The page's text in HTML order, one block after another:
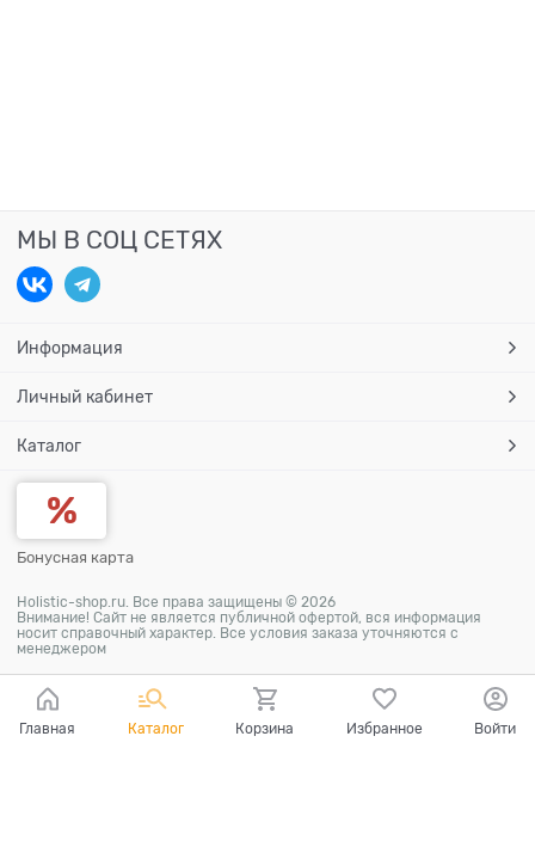
МЫ В СОЦ СЕТЯХ
Информация
Личный кабинет
Каталог
Бонусная карта
Holistic-shop.ru. Все права защищены © 2026
Внимание! Сайт не является публичной офертой, вся информация
носит справочный характер. Все условия заказа уточняются с
менеджером
Главная Каталог Корзина Избранное Войти